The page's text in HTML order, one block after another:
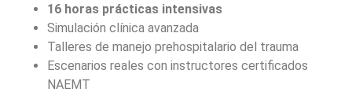
16 horas prácticas intensivas
Simulación clínica avanzada
Talleres de manejo prehospitalario del trauma
Escenarios reales con instructores certificados
NAEMT